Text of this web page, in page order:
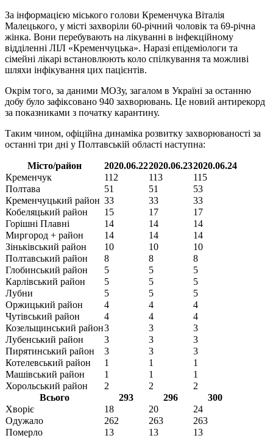
За інформацією міського голови Кременчука Віталія
Малецького, у місті захворіли 60-річний чоловік та 69-річна
жінка. Вони перебувають на лікуванні в інфекційному
відділенні ЛІЛ «Кременчуцька». Наразі епідеміологи та
сімейні лікарі встановлюють коло спілкування та можливі
шляхи інфікування цих пацієнтів.
Окрім того, за даними МОЗу, загалом в Україні за останню
добу було зафіксовано 940 захворювань. Це новий антирекорд
за показниками з початку карантину.
Таким чином, офіційна динаміка розвитку захворюваності за
останні три дні у Полтавській області наступна:
Місто/район 2020.06.222020.06.232020.06.24
Кременчук
112 113
115
Полтава
51 51
53
Кременчуцький район 33 33
33
Кобеляцький район
15 17
17
Горішні Плавні
14 14
14
Миргород + район
14 14
14
Зіньківський район
10 10
10
Полтавський район
8 8
8
Глобинський район
5 5
5
Карлівський район
5 5
5
Лубни
5 5
5
Оржицький район
4 4
4
Чутівський район
4 4
4
Козельщинський район3 3
3
Лубенський район
3 3
3
Пирятинський район
3 3
3
Котелевський район
1 1
1
Машівcький район
1 1
1
Хорольський район
2 2
2
Всього
293 296
300
Хворіє
18 20
24
Одужало
262 263
263
Померло
13 13 13